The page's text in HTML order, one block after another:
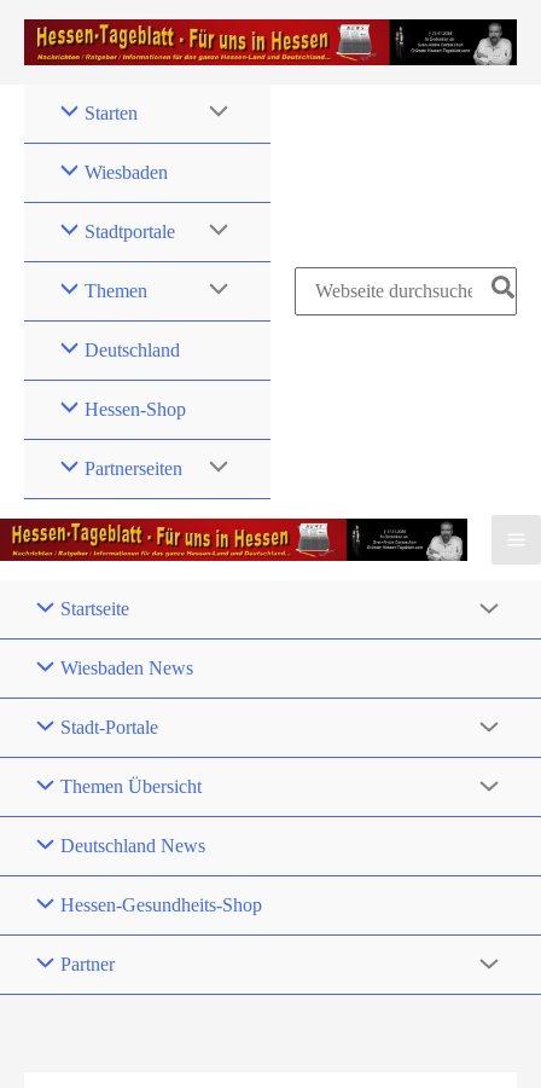
Zum
Inhalt
Starten
Wiesbaden
Stadtportale
Themen
Deutschland
Hessen-Shop
Partnerseiten
Search
Startseite
Wiesbaden News
Stadt-Portale
Themen Übersicht
Deutschland News
Hessen-Gesundheits-Shop
Partner